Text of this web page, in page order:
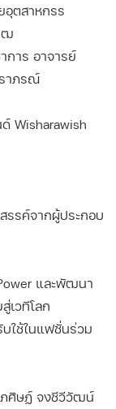
ตสาหกรร
ฒ
าร อาจารย์
าภรณ์
Wisharawish
รรค์จากผู้ประกอบ
และพัฒนา
วทีโลก
ใช้ในแฟชั่นร่วม
ภศิษฏ์ จงชีวีวัฒน์